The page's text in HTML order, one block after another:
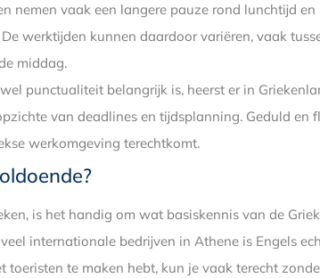
nemen vaak een langere pauze rond lunchtijd
werktijden kunnen daardoor variëren, vaak
middag.
punctualiteit belangrijk is, heerst er in
van deadlines en tijdsplanning. Geduld en
werkomgeving terechtkomt.
is het handig om wat basiskennis van de
internationale bedrijven in Athene is Engels
toeristen te maken hebt, kun je vaak terecht